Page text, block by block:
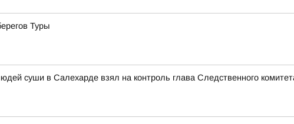
Туры
суши в Салехарде взял на контроль глава Следственного